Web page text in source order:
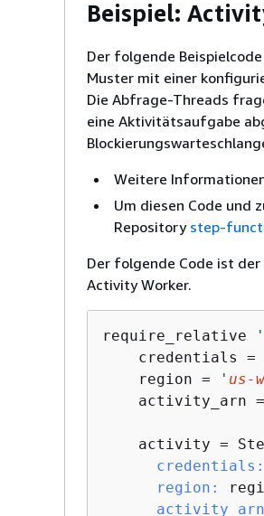
Beispiel:
Der folgende
Muster mit einer
Die Abfrage-Threads
eine Aktivitätsaufgabe
Weitere
Um diesen Code und
Repository step-
Der folgende Code ist
Activity Worker.
require_relative '
credentials =
    region =
' us-
activity_arn
activity =
credentials:
region: